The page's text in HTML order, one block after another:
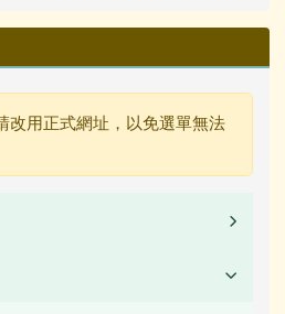
改用正式網址，以免選單無法